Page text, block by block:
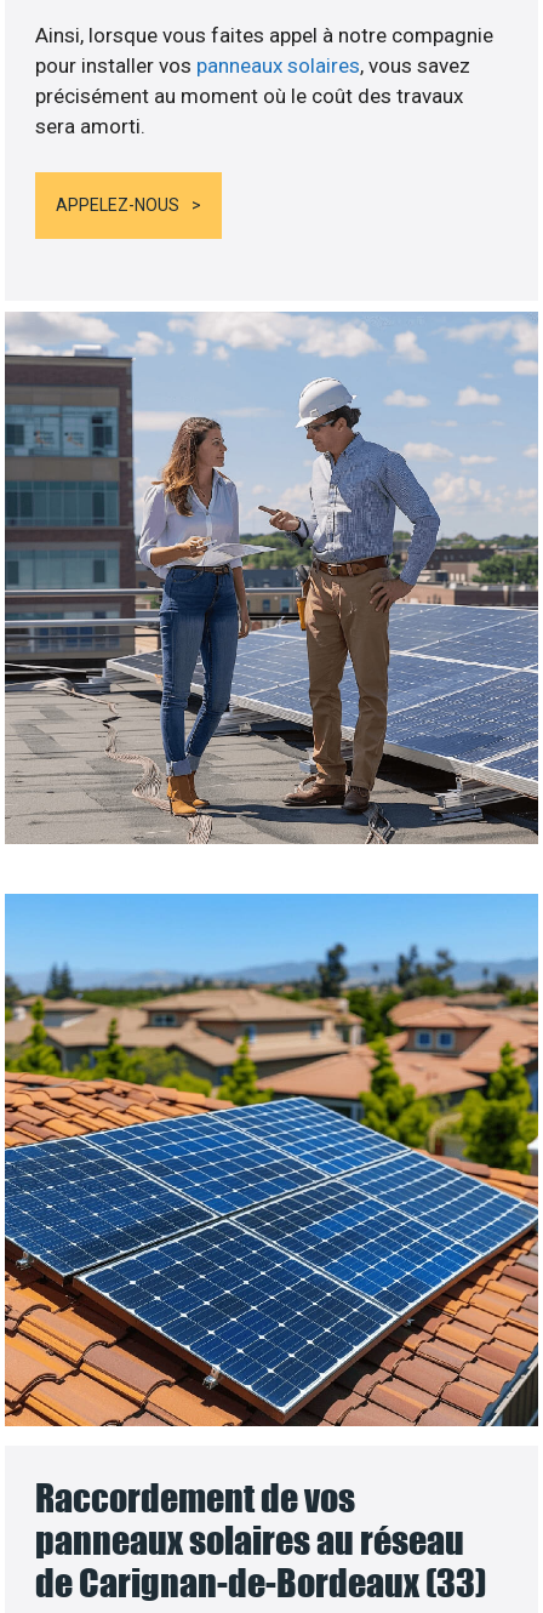
Ainsi, lorsque vous faites appel à notre compagnie
pour installer vos panneaux solaires, vous savez
précisément au moment où le coût des travaux
sera amorti.
APPELEZ-NOUS
Raccordement de vos
panneaux solaires au réseau
de Carignan-de-Bordeaux (33)